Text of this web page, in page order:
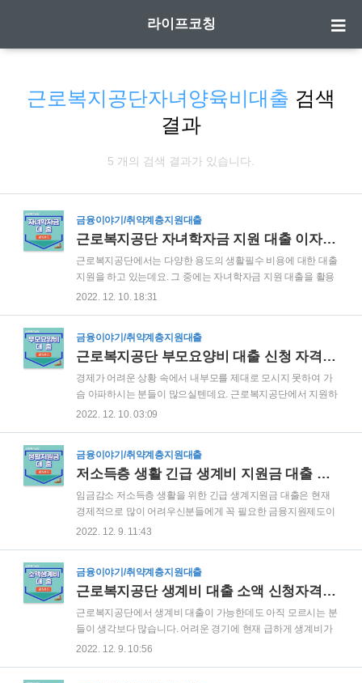
라이프코칭
근로복지공단자녀양육비대출 검색
결과
5 개의 검색 결과가 있습니다.
금융이야기/취약계층지원대출
근로복지공단 자녀학자금 지원 대출 이자 한도 확인 후 신청하기
근로복지공단에서는 다양한 용도의 생활필수 비용에 대한 대출
지원을 하고 있는데요. 그 중에는 자녀학자금 지원 대출을 활용
하시면 자녀 양육비에 조금은 부담을 덜 수 있으니, 예산이 소진
한도 대출금리 근로복지공단 자녀학자금 지원 대출 신청자격
신청대상 제외대상 근로복지공단 자녀학자금 지원 대출 신청방
법 신청방법 신청기한 신청절차 신청서류 함께알면 대박인 정
보 근로복지공단 생계비 대출 근로복지공단 자녀양육비 대출
2022. 12. 10. 18:31
금융이야기/취약계층지원대출
근로복지공단 부모요양비 대출 신청 자격 및 대상 한도 알아보기
경제가 어려운 상황 속에서 내부모를 제대로 모시지 못하여 가
슴 아파하시는 분들이 많으실텐데요. 근로복지공단에서 지원하
는 부모요양비 대출은, 부모님을 모시는데 큰 힘이 될 수 있는
단 부모요양비 대출 신청자격 신청대상 제외대상 근로복지공단
부모요양비 대출 신청방법 신청방법 신청기한 신청절차 신청서
류 함께알면 대박 정보 근로복지공단 생계비 대출 근로복지공
단 자녀학자금 대출 근로복지공단 자녀양육비 대출 근로복지공
단 ..
2022. 12. 10. 03:09
금융이야기/취약계층지원대출
저소득층 생활 긴급 생계비 지원금 대출 한도 알아보고 신청하기
임금감소 저소득층 생활을 위한 긴급 생계지원금 대출은 현재
경제적으로 많이 어려우신분들에게 꼭 필요한 금융지원제도이
기 때문에 예산이 소진되기 전에 바로 신청해 보시기 바랍니다.
신청대상 제외대상 저소득층 생활지원금 대출 신청방법 신청방
법 신청기한 신청절차 신청서류 함께알면 완전 대박 정보 소액
생계비 대출 자녀학자금 대출 자녀양육비 대출 부모요양비 대
출 혼례비 대출 의료비 대출 장례비 대출 비대면 간편 모바일 소
2022. 12. 9. 11:43
금융이야기/취약계층지원대출
근로복지공단 생계비 대출 소액 신청자격 방법 한도 한눈에 정리
근로복지공단에서 생계비 대출이 가능한데도 아직 모르시는 분
들이 생각보다 많습니다. 어려운 경기에 현재 급하게 생계비가
필요하신 분들이라면 바로 신청이 가능한 대출입니다. ▼ 목 차
2022. 12. 9. 10:56